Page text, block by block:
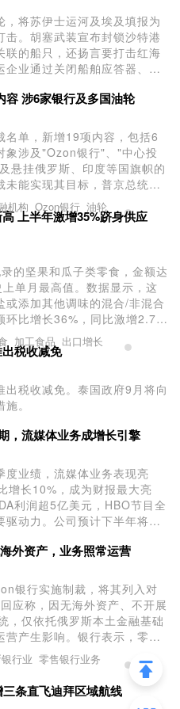
将苏伊士运河及埃及填报为
击。胡塞武装宣布封锁沙特港
联的船只，还扬言要打击红海
业通过关闭船舶应答器、填
务途经苏伊士运河的航运。
容 涉6家银行及多国油轮
名单，新增19项内容，包括6
象涉及"Ozon银行"、"中心投
悬挂俄罗斯、印度等国旗帜的
能实现其目标，普京总统指
期战略，同时承认制裁对全
机构 Ozon银行 油轮
上半年激增35%跻身供应
的坚果和瓜子类零食，金额达
单月最高值。数据显示，这
或添加其他调味的混合/非混合
环比增长36%，同比激增2.7
总额达260万美元，同比增
国为加拿大（1450万美
泰国（620万美元），俄罗斯
月提升1位，较去年同期上升6
加工食品 出口增长
税收减免
税收减免。泰国政府9月将向
。
，流媒体业务成增长引擎
业绩，流媒体业务表现亮
增长10%，成为财报最大亮
利润超5亿美元，HBO节目全
动力。公司预计下半年将持
跌11%，不及华尔街预期的
大幅降至1.49亿美元，远低
外资产，业务照常运营
银行实施制裁，将其列入对
应称，因无海外资产、不开展
，仅依托俄罗斯本土金融基础
产生影响。银行表示，零售
存取款服务，企业客户的账
银行于2026年第二季度跻
之列。
行业 零售银行业务
条直飞迪拜区域航线